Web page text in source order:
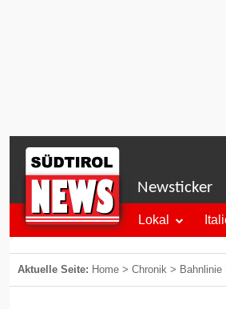
Newsticker
Lokal
Aktuelle Seite: Home > Chronik >